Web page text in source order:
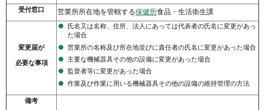
受付窓口 営業所所在地を管轄する保健所食品・生活衛生課
変更届が
必要な事項
氏名又は名称、住所、法人にあっては代表者の氏名に変更があっ
た場合
営業所の名称及び所在地並びに責任者の氏名に変更があった場合
主要な機械器具その他の設備に変更があった場合
監督者等に変更があった場合
作業及び作業に用いる機械器具その他の設備の維持管理の方法
備考